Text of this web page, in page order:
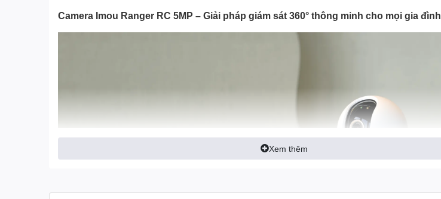
Camera Imou Ranger RC 5MP – Giải pháp giám sát 360° thông minh cho mọi gia đình
Xem thêm